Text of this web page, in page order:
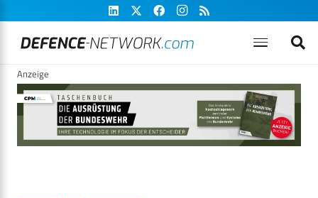
Anzeige